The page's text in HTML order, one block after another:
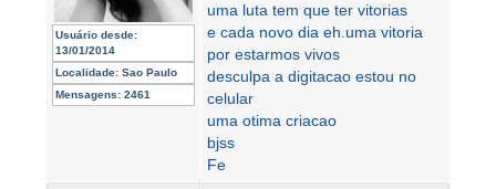
Usuário desde:
13/01/2014
Localidade: Sao Paulo
Mensagens: 2461
uma luta tem que ter vitorias
e cada novo dia eh.uma vitoria
por estarmos vivos
desculpa a digitacao estou no
celular
uma otima criacao
bjss
Fe